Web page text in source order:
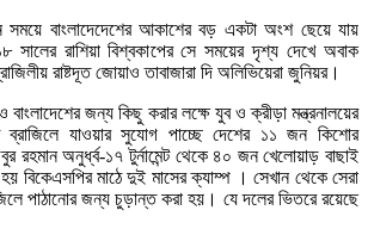
সময়ে বাংলাদেদেশের আকাশের বড় একটা অংশ ছেয়ে যায়
সালের রাশিয়া বিশ্বকাপের সে সময়ের দৃশ্য দেখে অবাক
রাষ্টদূত জোয়াও তাবাজারা দি অলিভিয়েরা জুনিয়র।
বাংলাদেশের জন্য কিছু করার লক্ষে যুব ও ক্রীড়া মন্ত্রনালয়ের
ব্রাজিলে যাওয়ার সুযোগ পাচ্ছে দেশের ১১ জন কিশোর
রহমান অনুর্ধ্ব-১৭ টুর্নামেন্ট থেকে ৪০ জন খেলোয়াড় বাছাই
বিকেএসপির মাঠে দুই মাসের ক্যাম্প । সেখান থেকে সেরা
পাঠানোর জন্য চুড়ান্ত করা হয়। যে দলের ভিতরে রয়েছে